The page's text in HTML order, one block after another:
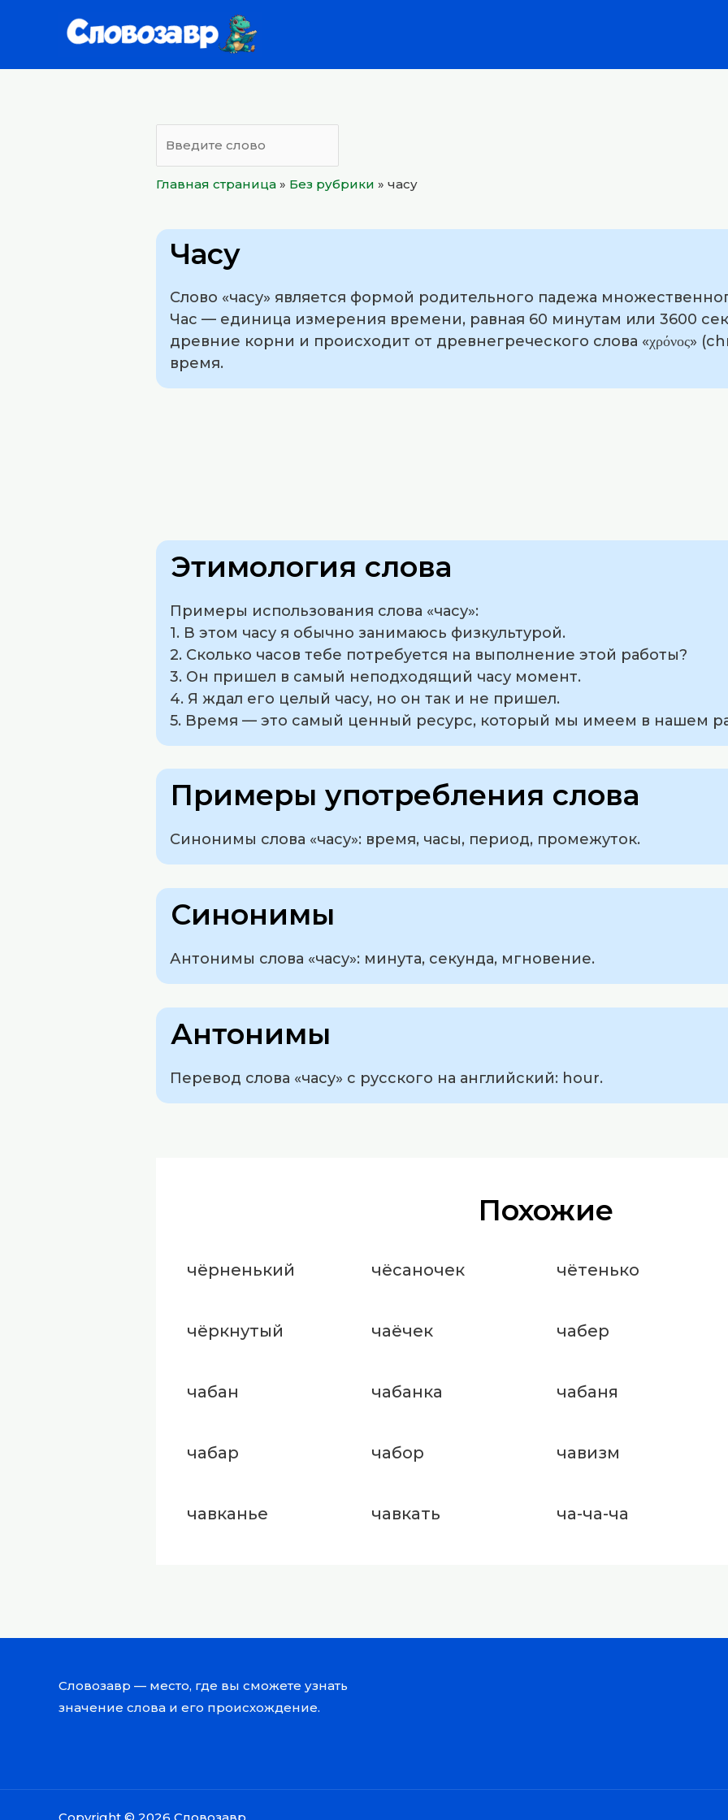
Главная страница » Без рубрики » часу
Часу
Слово «часу» является формой родительного падежа
Час — единица измерения времени, равная 60 минутам или 3600
древние корни и происходит от древнегреческого слова «χρόνος»
время.
Этимология слова
Примеры использования слова «часу»:
1. В этом часу я обычно занимаюсь физкультурой.
2. Сколько часов тебе потребуется на выполнение этой работы?
3. Он пришел в самый неподходящий часу момент.
4. Я ждал его целый часу, но он так и не пришел.
5. Время — это самый ценный ресурс, который мы имеем в нашем
Примеры употребления слова
Синонимы слова «часу»: время, часы, период, промежуток.
Синонимы
Антонимы слова «часу»: минута, секунда, мгновение.
Антонимы
Перевод слова «часу» с русского на английский: hour.
Похожие
чёрненький чёсаночек чётенько
чёркнутый чаёчек чабер
чабан чабанка чабаня
чабар чабор чавизм
чавканье чавкать ча-ча-ча
Словозавр — место, где вы сможете узнать
значение слова и его происхождение.